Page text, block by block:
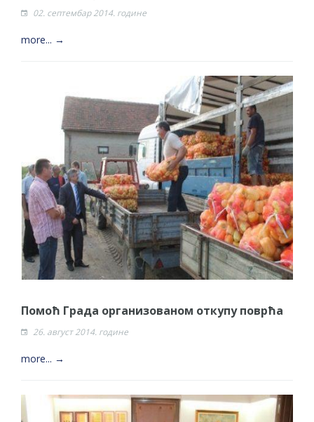
02. септембар 2014. године
more... →
Помоћ Града организованом откупу поврћа
26. август 2014. године
more... →